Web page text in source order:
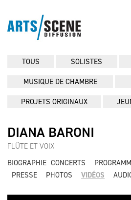
TOUS SOLISTES
MUSIQUE DE CHAMBRE
PROJETS ORIGINAUX
DIANA BARONI
FLÛTE ET VOIX
BIOGRAPHIE CONCERTS
PRESSE
PHOTOS VIDÉOS